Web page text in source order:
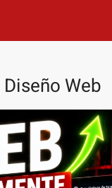
Diseño Web